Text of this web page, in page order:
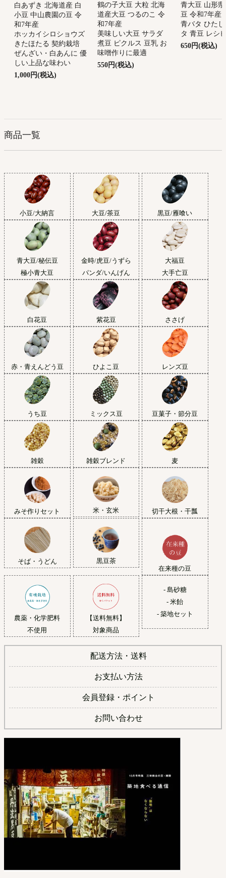
白あずき 北海道産 白
小豆 中山農園の豆 令
和7年産
ホッカイシロショウズ
きたほたる 契約栽培
ぜんざい・白あんに 優
しい上品な味わい
1,000円(税込)
鶴の子大豆 大粒 北海
道産大豆 つるのこ 令
和7年産
美味しい大豆 サラダ
煮豆 ピクルス 豆乳 お
味噌作りに最適
550円(税込)
青大豆 山形
豆 令和7年産
青バタ ひた
タ 青豆 レシ
650円(税込)
商品一覧
小豆/大納言 大豆/茶豆 黒豆/雁喰い
青大豆/秘伝豆
極小青大豆
金時/虎豆/うずら
パンダ/いんげん
大福豆
大手亡豆
白花豆 紫花豆 ささげ
赤・青えんどう豆 ひよこ豆 レンズ豆
うち豆 ミックス豆 豆菓子・節分豆
雑穀 雑穀ブレンド 麦
みそ作りセット 米・玄米 切干大根・干瓢
そば・うどん
黒豆茶
在来種の豆
農薬・化学肥料
不使用
【送料無料】
対象商品
- 島砂糖
- 米飴
- 築地セット
配送方法・送料
お支払い方法
会員登録・ポイント
お問い合わせ